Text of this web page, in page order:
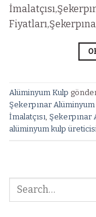
Alüminyum Kulp
Şekerpınar Alüminyum
İmalatçısı Şekerpınar
alüminyum kulp üreticisi